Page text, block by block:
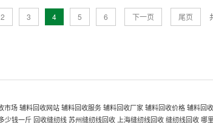
2 3 4 5 6 下一页 尾页
市场 辅料回收网站 辅料回收服务 辅料回收厂家 辅料回收价格 辅料回
少钱一斤 回收缝纫线 苏州缝纫线回收 上海缝纫线回收 缝纫线回收 哪